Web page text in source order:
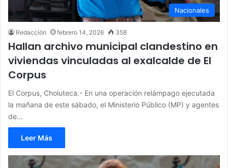
Nacionales
Redacción febrero 14, 2026 358
Hallan archivo municipal clandestino en
viviendas vinculadas al exalcalde de El
Corpus
El Corpus, Choluteca.- En una operación relámpago ejecutada
la mañana de este sábado, el Ministerio Público (MP) y agentes
de…
Leer Más